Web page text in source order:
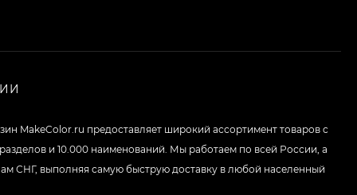
MakeColor.ru предоставляет широкий ассортимент товаров c
и 10.000 наименований. Мы работаем по всей России, а
СНГ, выполняя самую быструю доставку в любой населенный